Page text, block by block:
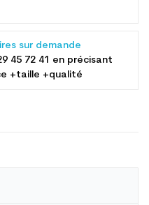
sur demande
45 72 41 en précisant
+taille +qualité